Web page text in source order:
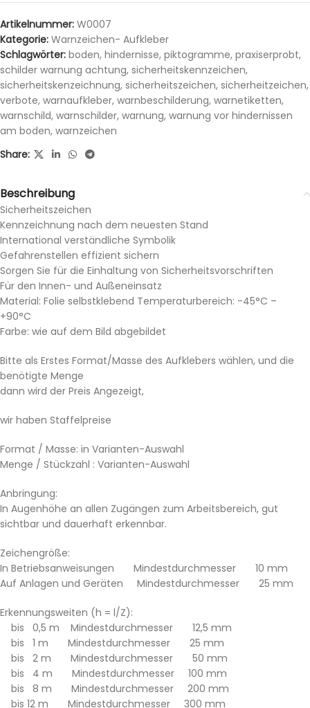
Artikelnummer: W0007
Kategorie: Warnzeichen- Aufkleber
Schlagwörter: boden, hindernisse, piktogramme, praxiserprobt,
schilder warnung achtung, sicherheitskennzeichen,
sicherheitskenzeichnung, sicherheitszeichen, sicherheitzeichen,
verbote, warnaufkleber, warnbeschilderung, warnetiketten,
warnschild, warnschilder, warnung, warnung vor hindernissen
am boden, warnzeichen
Share:
Beschreibung
Sicherheitszeichen
Kennzeichnung nach dem neuesten Stand
International verständliche Symbolik
Gefahrenstellen effizient sichern
Sorgen Sie für die Einhaltung von Sicherheitsvorschriften
Für den Innen- und Außeneinsatz
Material: Folie selbstklebend Temperaturbereich: -45°C –
+90°C
Farbe: wie auf dem Bild abgebildet
Bitte als Erstes Format/Masse des Aufklebers wählen, und die
benötigte Menge
dann wird der Preis Angezeigt,
wir haben Staffelpreise
Format / Masse: in Varianten-Auswahl
Menge / Stückzahl : Varianten-Auswahl
Anbringung:
In Augenhöhe an allen Zugängen zum Arbeitsbereich, gut
sichtbar und dauerhaft erkennbar.
Zeichengröße:
In Betriebsanweisungen Mindestdurchmesser 10 mm
Auf Anlagen und Geräten Mindestdurchmesser 25 mm
Erkennungsweiten (h = l/Z):
bis 0,5 m Mindestdurchmesser 12,5 mm
bis 1 m Mindestdurchmesser 25 mm
bis 2 m Mindestdurchmesser 50 mm
bis 4 m Mindestdurchmesser 100 mm
bis 8 m Mindestdurchmesser 200 mm
bis 12 m Mindestdurchmesser 300 mm